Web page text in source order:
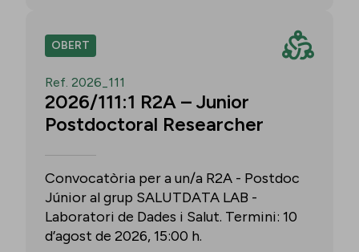
OBERT
Ref. 2026_111
2026/111:1 R2A – Junior
Postdoctoral Researcher
Convocatòria per a un/a R2A - Postdoc
Júnior al grup SALUTDATA LAB -
Laboratori de Dades i Salut. Termini: 10
d’agost de 2026, 15:00 h.